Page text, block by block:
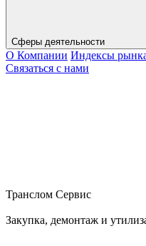
Сферы деятельности
О Компании Индексы
Связаться с нами
Транслом Сервис
Закупка, демонтаж и